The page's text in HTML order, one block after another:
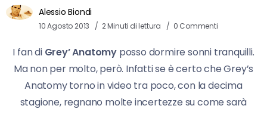
Alessio Biondi
10 Agosto 2013 2 Minuti di lettura 0 Commenti
I fan diGrey’ Anatomy posso dormire sonni tranquilli.
Ma non per molto, però. Infatti se è certo che Grey’s
Anatomy torno in video tra poco, con la decima
stagione, regnano molte incertezze su come sarà